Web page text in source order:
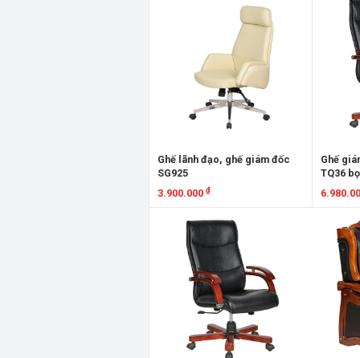
Ghế lãnh đạo, ghế giám đốc
SG925
3.900.000 ₫
Xem chi tiết
Ghế
TQ36